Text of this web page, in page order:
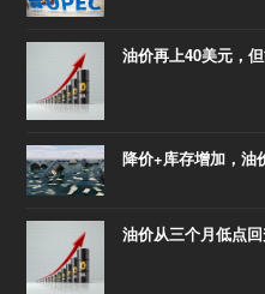
油价再上40美元，
降价+库存增加，油
油价从三个月低点